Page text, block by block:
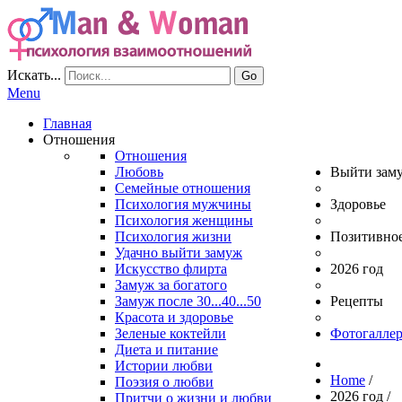
Искать... Go
Menu
Главная
Отношения
Отношения
Любовь
Семейные отношения
Психология мужчины
Психология женщины
Психология жизни
Выйти
Удачно выйти замуж
Искусство флирта
Замуж за богатого
Замуж после 30...40...50
Здоровье
Красота и здоровье
Зеленые коктейли
Диета и питание
Истории любви
Поэзия о любви
Притчи о жизни и любви
2026 год
Рецепты
Home /
2026 год /